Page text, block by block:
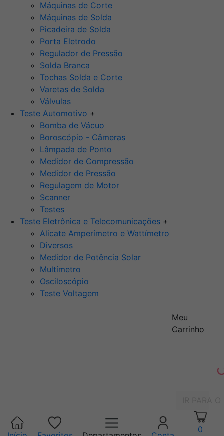
Máquinas de Corte
Máquinas de Solda
Picadeira de Solda
Porta Eletrodo
Regulador de Pressão
Solda Branca
Tochas Solda e Corte
Varetas de Solda
Válvulas
Teste Automotivo +
Bomba de Vácuo
Boroscópio - Câmeras
Lâmpada de Ponto
Medidor de Compressão
Medidor de Pressão
Regulagem de Motor
Scanner
Testes
Teste Eletrônica e Telecomunicações +
Alicate Amperímetro e Wattímetro
Diversos
Medidor de Potência Solar
Multímetro
Osciloscópio
Teste Voltagem
Meu
Carrinho
0